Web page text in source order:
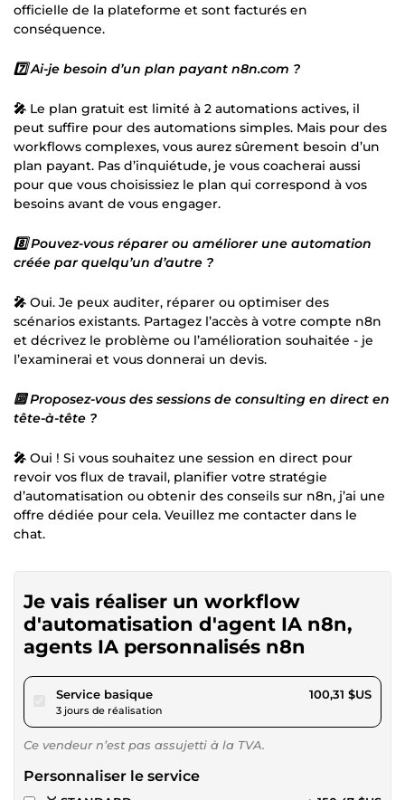
officielle de la plateforme et sont facturés en
conséquence.
7️⃣ Ai-je besoin d’un plan payant n8n.com ?
🎤 Le plan gratuit est limité à 2 automations actives, il
peut suffire pour des automations simples. Mais pour des
workflows complexes, vous aurez sûrement besoin d’un
plan payant. Pas d’inquiétude, je vous coacherai aussi
pour que vous choisissiez le plan qui correspond à vos
besoins avant de vous engager.
8️⃣ Pouvez-vous réparer ou améliorer une automation
créée par quelqu’un d’autre ?
🎤 Oui. Je peux auditer, réparer ou optimiser des
scénarios existants. Partagez l’accès à votre compte n8n
et décrivez le problème ou l’amélioration souhaitée - je
l’examinerai et vous donnerai un devis.
🔟 Proposez-vous des sessions de consulting en direct en
tête-à-tête ?
🎤 Oui ! Si vous souhaitez une session en direct pour
revoir vos flux de travail, planifier votre stratégie
d’automatisation ou obtenir des conseils sur n8n, j’ai une
offre dédiée pour cela. Veuillez me contacter dans le
chat.
Je vais réaliser un workflow
d'automatisation d'agent IA n8n,
agents IA personnalisés n8n
Service basiquepour 92,46 $US
3 jours de réalisation
100,31 $US
Ce vendeur n’est pas assujetti à la TVA.
Personnaliser le service